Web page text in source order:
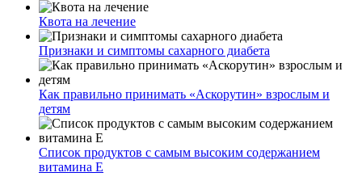
Квота на лечение
Признаки и симптомы сахарного диабета
Как правильно принимать «Аскорутин» взрослым и
детям
Список продуктов с самым высоким содержанием
витамина E